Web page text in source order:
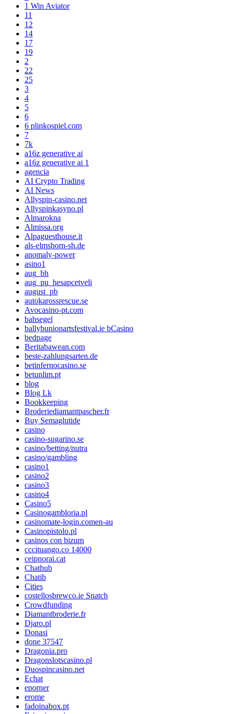
1 Win Aviator
11
12
14
17
19
2
22
25
3
4
5
6
6 plinkospiel.com
7
7k
a16z generative ai
a16z generative ai 1
agencia
AI Crypto Trading
AI News
Allyspin-casino.net
Allyspinkasyno.pl
Almarokna
Almissa.org
Alpaguesthouse.it
als-elmshorn-sh.de
anomaly-power
asino1
aug_bh
aug_pu_hesapcetveli
august_pb
autokarossrescue.se
Avocasino-pt.com
bahsegel
ballybunionartsfestival.ie bCasino
bedpage
Beritabawean.com
beste-zahlungsarten.de
betinfernocasino.se
betunlim.pt
blog
Blog Lk
Bookkeeping
Broderiediamantpascher.fr
Buy Semaglutide
casino
casino-sugarino.se
casino/betting/nutra
casino/gambling
casino1
casino2
casino3
casino4
Casino5
Casinogambloria.pl
casinomate-login.comen-au
Casinopistolo.pl
casinos con bizum
cccituango.co 14000
ceipnorai.cat
Chathub
Chatib
Cities
costellosbrewco.ie Snatch
Crowdfunding
Diamantbroderie.fr
Djaro.pl
Donasi
done 37547
Dragonia.pro
Dragonslotscasino.pl
Duospincasino.net
Echat
eporner
erome
fadoinabox.pt